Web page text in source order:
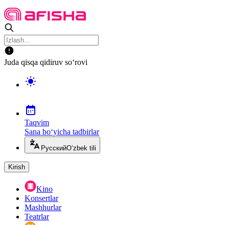
Juda qisqa qidiruv so‘rovi
Taqvim
Sana bo‘yicha tadbirlar
РусскийO‘zbek tili
Kirish
Kino
Konsertlar
Mashhurlar
Teatrlar